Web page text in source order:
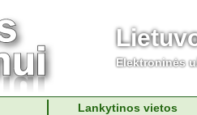
Elektroninės
Lankytinos vietos